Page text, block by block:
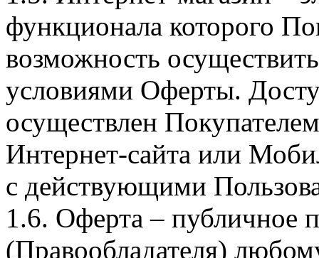
функционала которого
возможность
условиями Оферты.
осуществлен
Интернет-сайта или
с действующими
1.6. Оферта – публичное
(Правообладателя)